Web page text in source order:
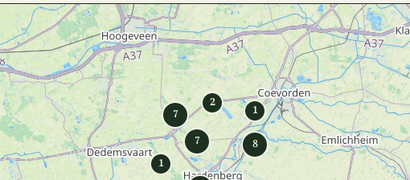
7
7
8
2
1
1